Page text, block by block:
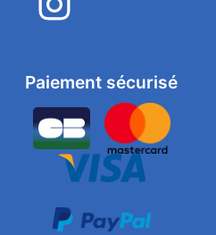
Paiement sécurisé